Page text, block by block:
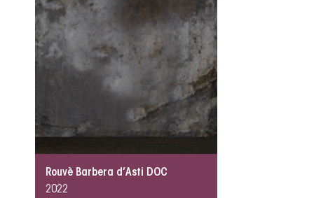
Rouvè Barbera d’Asti DOC
2022